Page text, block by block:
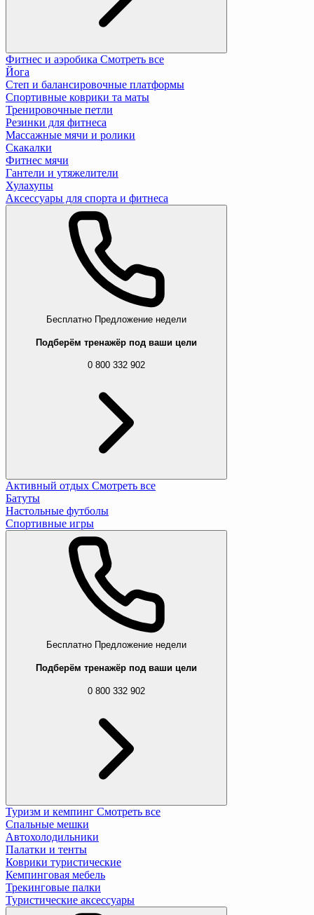
Фитнес и аэробика Смотреть все
Йога
Степ и балансировочные платформы
Спортивные коврики та маты
Тренировочные петли
Резинки для фитнеса
Массажные мячи и ролики
Скакалки
Фитнес мячи
Гантели и утяжелители
Хулахупы
Аксессуары для спорта и фитнеса
Бесплатно Предложение недели
Подберём тренажёр под ваши цели
0 800 332 902
Активный отдых Смотреть все
Батуты
Настольные футболы
Спортивные игры
Бесплатно Предложение недели
Подберём тренажёр под ваши цели
0 800 332 902
Туризм и кемпинг Смотреть все
Спальные мешки
Автохолодильники
Палатки и тенты
Коврики туристические
Кемпинговая мебель
Трекинговые палки
Туристические аксессуары